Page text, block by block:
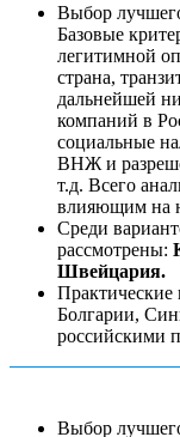
Выбор
Базовые
легитимной
страна,
дальнейшей
компаний в
социальные
ВНЖ и
т.д. Всего
влияющим на
Среди
рассмотрены:
Швейцария.
Болгарии,
российскими
Выбор